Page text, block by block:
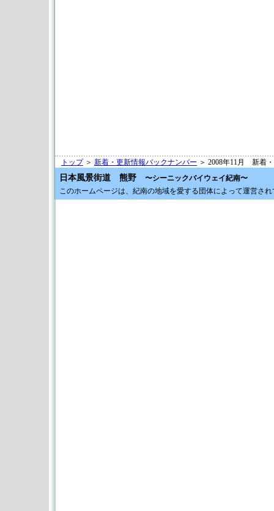
トップ＞ 新着・更新情報バックナンバー ＞ 2008年11月 新着
日本風景街道 熊野 〜シーニックバイウェイ紀南〜
このホームページは、紀南の地域を愛する団体によって運営さ